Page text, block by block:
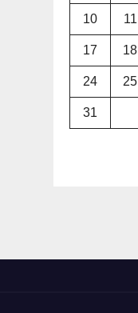
10 11
17 18
24 25
31